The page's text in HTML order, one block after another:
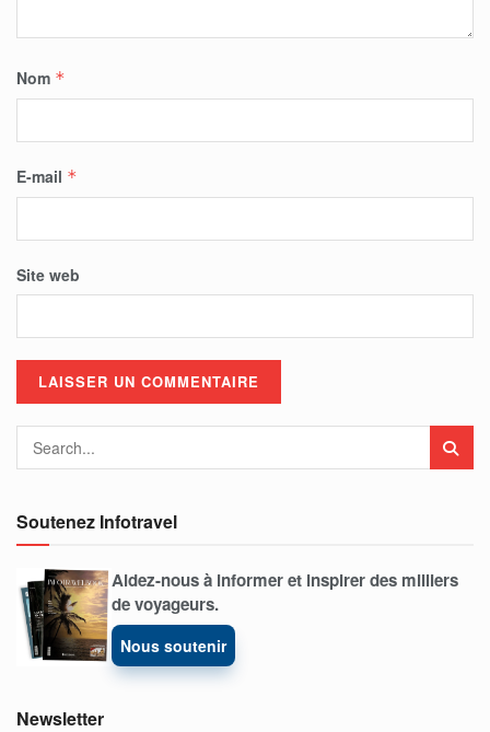
Nom *
E-mail *
Site web
Soutenez Infotravel
Aidez-nous à informer et inspirer des milliers
de voyageurs.
Nous soutenir
Newsletter